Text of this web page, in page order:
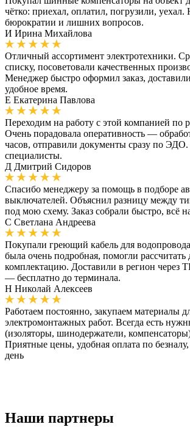
чётко: приехал, оплатил, погрузили, уехал.
бюрократии и лишних вопросов.
И Ирина Михайлова
Отличный ассортимент электротехники.
списку, посоветовали качественных
Менеджер быстро оформил заказ,
удобное время.
Е Екатерина Павлова
Переходим на работу с этой компанией по
Очень порадовала оперативность —
часов, отправили документы сразу по
специалисты.
Д Дмитрий Сидоров
Спасибо менеджеру за помощь в подборе
выключателей. Объяснил разницу между
под мою схему. Заказ собрали быстро, всё
С Светлана Андреева
Покупали греющий кабель для
была очень подробная, помогли рассчитать
комплектацию. Доставили в регион через
— бесплатно до терминала.
Н Николай Алексеев
Работаем постоянно, закупаем материалы
электромонтажных работ. Всегда есть
(изоляторы, шинодержатели,
Приятные цены, удобная оплата по безналу,
день
Наши партнеры